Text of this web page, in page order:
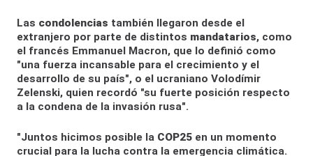
Las condolencias también llegaron desde el
extranjero por parte de distintos mandatarios, como
el francés Emmanuel Macron, que lo definió como
"una fuerza incansable para el crecimiento y el
desarrollo de su país", o el ucraniano Volodímir
Zelenski, quien recordó "su fuerte posición respecto
a la condena de la invasión rusa".
"Juntos hicimos posible la COP25 en un momento
crucial para la lucha contra la emergencia climática.